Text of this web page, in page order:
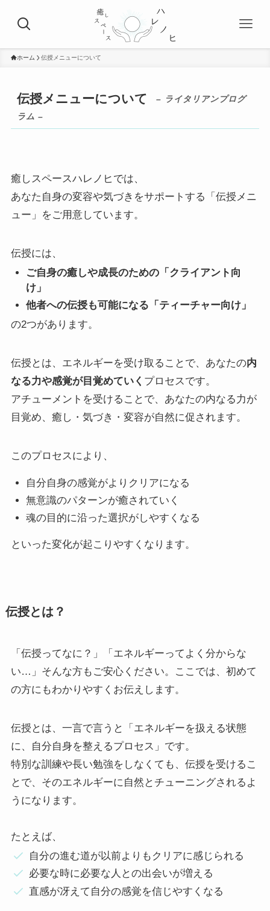
ホーム 伝授メニューについて
伝授メニューについて
– ライタリアンプログ
ラム –
癒しスペースハレノヒでは、
あなた自身の変容や気づきをサポートする「伝授メニ
ュー」をご用意しています。
伝授には、
ご自身の癒しや成長のための「クライアント向
け」
他者への伝授も可能になる「ティーチャー向け」
の2つがあります。
伝授とは、エネルギーを受け取ることで、あなたの内
なる力や感覚が目覚めていく プロセスです。
アチューメントを受けることで、あなたの内なる力が
目覚め、癒し・気づき・変容が自然に促されます。
このプロセスにより、
自分自身の感覚がよりクリアになる
無意識のパターンが癒されていく
魂の目的に沿った選択がしやすくなる
といった変化が起こりやすくなります。
伝授とは？
「伝授ってなに？」「エネルギーってよく分からな
い…」 そんな方もご安心ください。ここでは、初めて
の方にもわかりやすくお伝えします。
伝授とは、一言で言うと「エネルギーを扱える状態
に、自分自身を整えるプロセス」です。
特別な訓練や長い勉強をしなくても、伝授を受けるこ
とで、そのエネルギーに自然とチューニングされるよ
うになります。
たとえば、
自分の進む道が以前よりもクリアに感じられる
必要な時に必要な人との出会いが増える
直感が冴えて自分の感覚を信じやすくなる